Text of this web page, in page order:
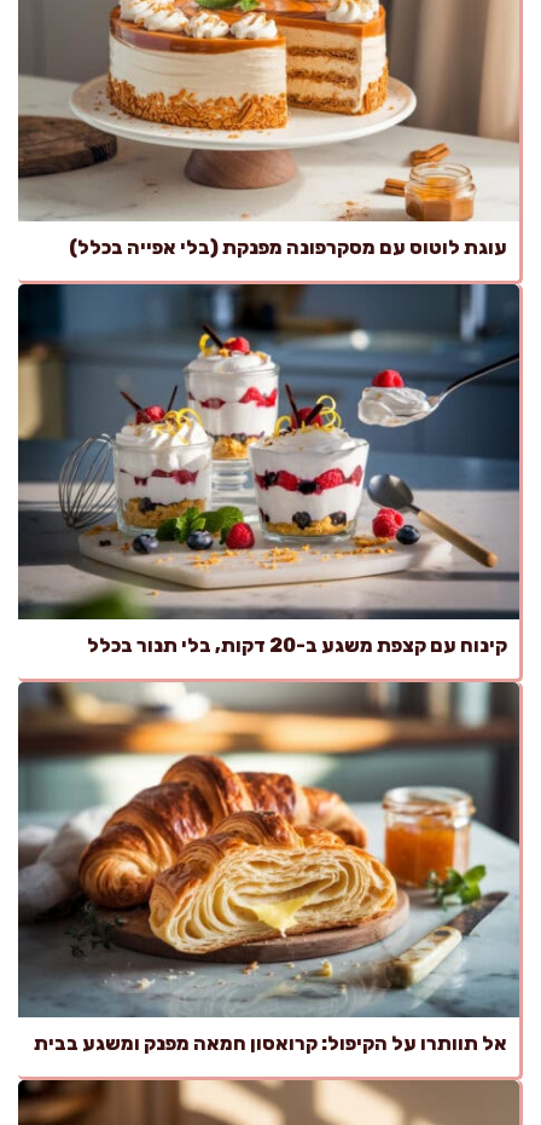
עוגת לוטוס עם מסקרפונה מפנקת (בלי אפייה בכלל)
קינוח עם קצפת משגע ב-20 דקות, בלי תנור בכלל
אל תוותרו על הקיפול: קרואסון חמאה מפנק ומשגע בבית